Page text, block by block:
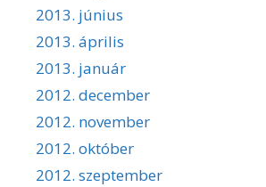
2013. június
2013. április
2013. január
2012. december
2012. november
2012. október
2012. szeptember